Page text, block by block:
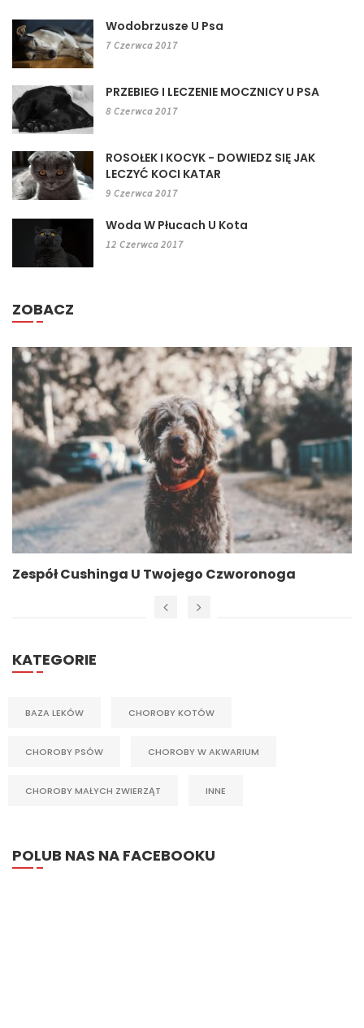
Wodobrzusze U Psa
7 Czerwca 2017
PRZEBIEG I LECZENIE MOCZNICY U PSA
8 Czerwca 2017
ROSOŁEK I KOCYK - DOWIEDZ SIĘ JAK
LECZYĆ KOCI KATAR
9 Czerwca 2017
Woda W Płucach U Kota
12 Czerwca 2017
ZOBACZ
Zespół Cushinga U Twojego Czworonoga
KATEGORIE
BAZA LEKÓW CHOROBY KOTÓW
CHOROBY PSÓW CHOROBY W AKWARIUM
CHOROBY MAŁYCH ZWIERZĄT INNE
POLUB NAS NA FACEBOOKU